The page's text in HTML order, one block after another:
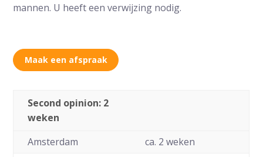
mannen. U heeft een verwijzing nodig.
Maak een afspraak
Second opinion: 2
weken
Amsterdam
ca. 2 weken